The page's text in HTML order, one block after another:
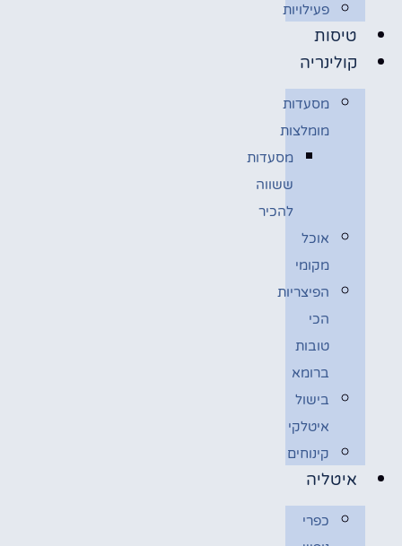
פעילויות
טיסות
קולינריה
מסעדות
מומלצות
מסעדות
ששווה
להכיר
אוכל
מקומי
הפיצריות
הכי
טובות
ברומא
בישול
איטלקי
קינוחים
איטליה
כפרי